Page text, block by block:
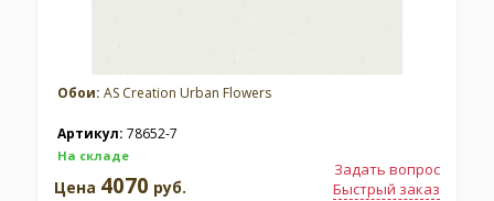
Обои: AS Creation Urban Flowers
Артикул: 78652-7
На складе
Задать вопрос
Быстрый заказ
Цена 4070 руб.